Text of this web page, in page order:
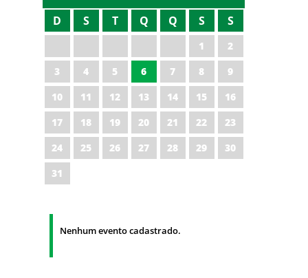
D S T Q Q S S
1
2
3
4 5 6 7 8
9
10
11 12 13 14 15
16
17
18 19 20 21 22
23
24
25 26 27 28 29
30
31
Nenhum evento cadastrado.